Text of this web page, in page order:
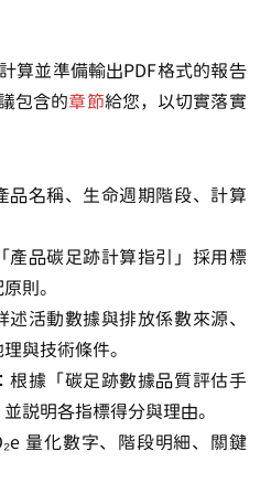
算並準備輸出PDF格式的報告
包含的章節給您，以切實落實
品名稱、生命週期階段、計算
產品碳足跡計算指引」採用標
則。
述活動數據與排放係數來源、
與技術條件。
：根據「碳足跡數據品質評估手
說明各指標得分與理由。
量化數字、階段明細、關鍵